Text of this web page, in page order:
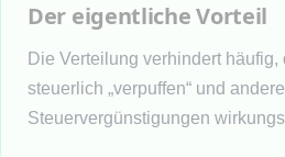
Der eigentliche Vorteil
Die Verteilung verhindert häufig,
steuerlich „verpuffen“ und andere
Steuervergünstigungen